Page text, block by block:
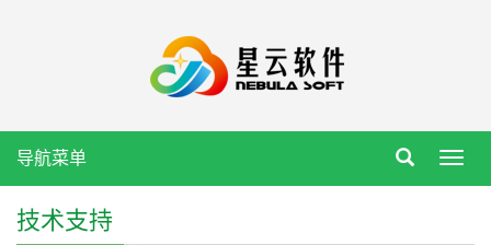
导航菜单
技术支持